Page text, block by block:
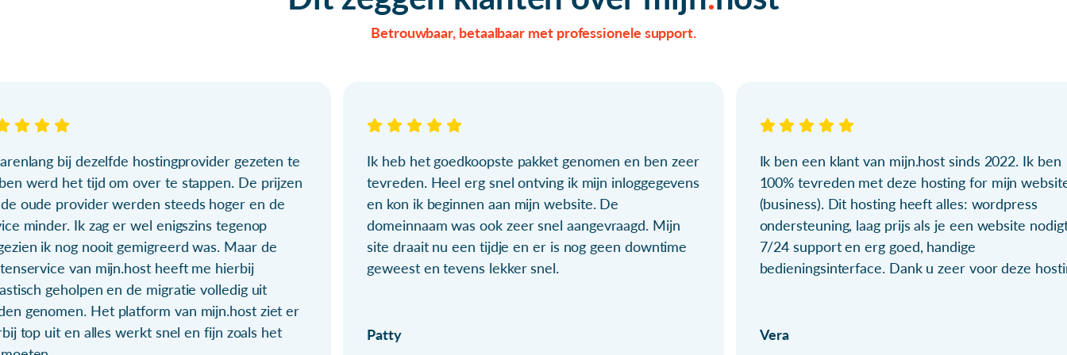
Betrouwbaar, betaalbaar met professionele support.
bij dezelfde hostingprovider gezeten te
werd het tijd om over te stappen. De prijzen
oude provider werden steeds hoger en de
minder. Ik zag er wel enigszins tegenop
ik nog nooit gemigreerd was. Maar de
van mijn.host heeft me hierbij
geholpen en de migratie volledig uit
genomen. Het platform van mijn.host ziet er
top uit en alles werkt snel en fijn zoals het
Ik heb het goedkoopste pakket genomen en ben zeer
tevreden. Heel erg snel ontving ik mijn inloggegevens
en kon ik beginnen aan mijn website. De
domeinnaam was ook zeer snel aangevraagd. Mijn
site draait nu een tijdje en er is nog geen downtime
geweest en tevens lekker snel.
Patty
Ik ben een klant van mijn.host sinds 2022. Ik ben
100% tevreden met deze hosting for mijn
(business). Dit hosting heeft alles: wordpress
ondersteuning, laag prijs als je een website
7/24 support en erg goed, handige
bedieningsinterface. Dank u zeer voor deze
Vera